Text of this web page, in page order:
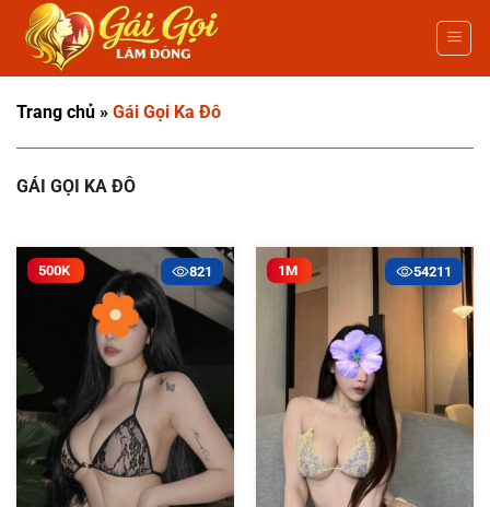
qua
Trang chủ » Gái Gọi Ka Đô
GÁI GỌI KA ĐÔ
821
500K 54211
1M